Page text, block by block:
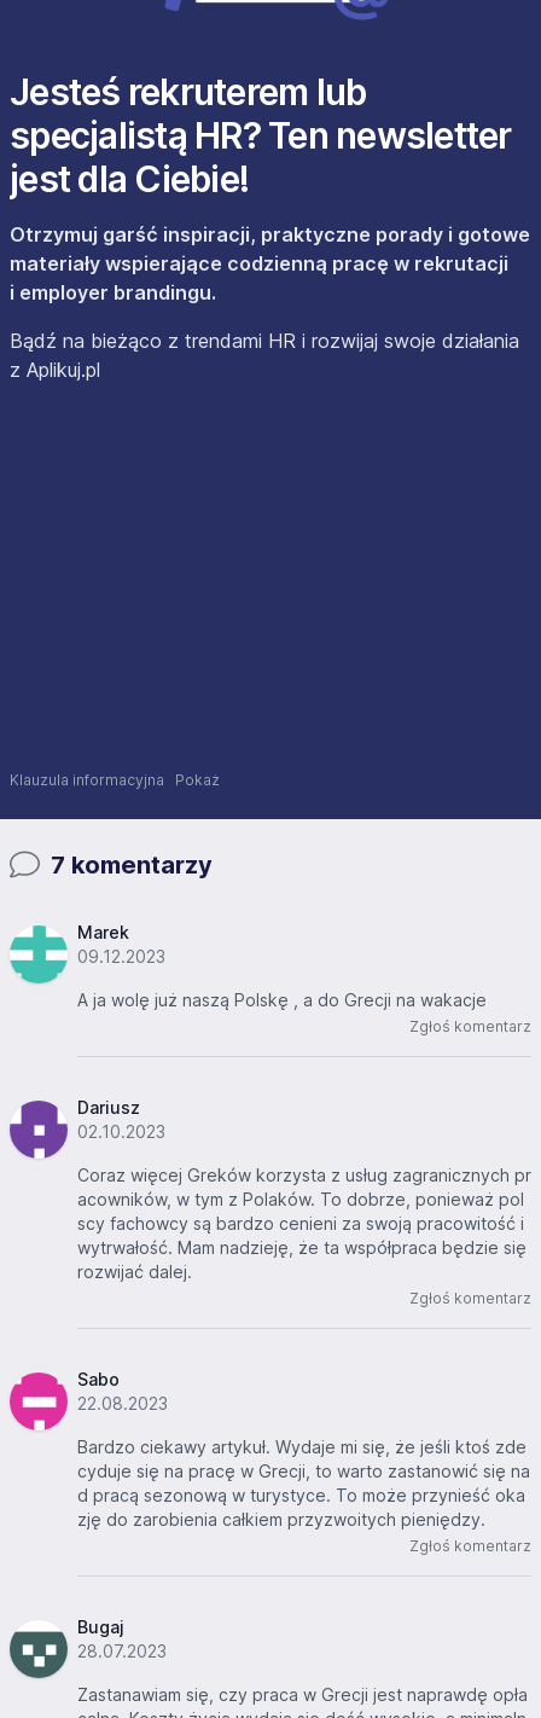
Jesteś rekruterem lub
specjalistą HR? Ten newsletter
jest dla Ciebie!
Otrzymuj garść inspiracji, praktyczne porady i gotowe
materiały wspierające codzienną pracę w rekrutacji
i employer brandingu.
Bądź na bieżąco z trendami HR i rozwijaj swoje działania
z Aplikuj.pl
Klauzula informacyjna Pokaż
7 komentarzy
Marek
09.12.2023
A ja wolę już naszą Polskę , a do Grecji na wakacje
Zgłoś komentarz
Dariusz
02.10.2023
Coraz więcej Greków korzysta z usług zagranicznych pr
acowników, w tym z Polaków. To dobrze, ponieważ pol
scy fachowcy są bardzo cenieni za swoją pracowitość i
wytrwałość. Mam nadzieję, że ta współpraca będzie się
rozwijać dalej.
Zgłoś komentarz
Sabo
22.08.2023
Bardzo ciekawy artykuł. Wydaje mi się, że jeśli ktoś zde
cyduje się na pracę w Grecji, to warto zastanowić się na
d pracą sezonową w turystyce. To może przynieść oka
zję do zarobienia całkiem przyzwoitych pieniędzy.
Zgłoś komentarz
Bugaj
28.07.2023
Zastanawiam się, czy praca w Grecji jest naprawdę opła